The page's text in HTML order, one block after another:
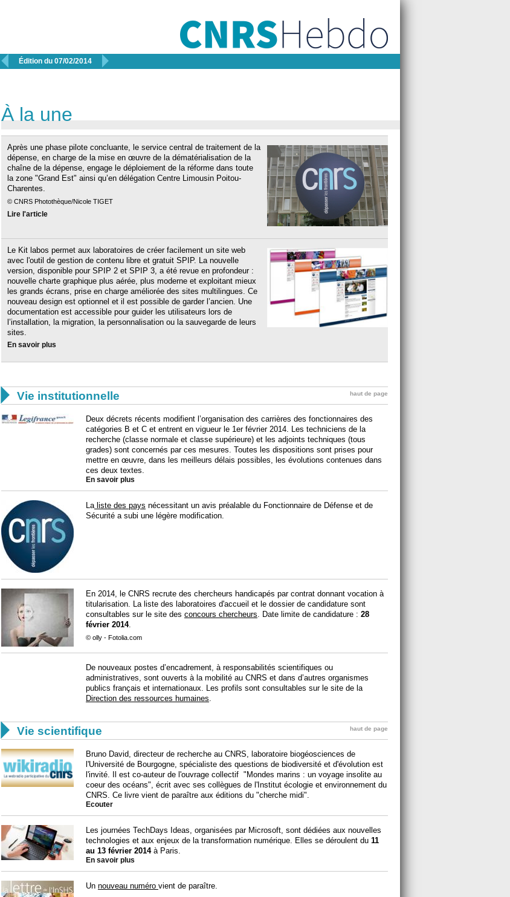
 Édition du 07/02/2014 
À la une
Après une phase pilote concluante, le service central de traitement de la
dépense, en charge de la mise en œuvre de la dématérialisation de la
chaîne de la dépense, engage le déploiement de la réforme dans toute
la zone "Grand Est" ainsi qu’en délégation Centre Limousin Poitou-
Charentes.
© CNRS Photothèque/Nicole TIGET
Lire l'article
Le Kit labos permet aux laboratoires de créer facilement un site web
avec l'outil de gestion de contenu libre et gratuit SPIP. La nouvelle
version, disponible pour SPIP 2 et SPIP 3, a été revue en profondeur :
nouvelle charte graphique plus aérée, plus moderne et exploitant mieux
les grands écrans, prise en charge améliorée des sites multilingues. Ce
nouveau design est optionnel et il est possible de garder l’ancien. Une
documentation est accessible pour guider les utilisateurs lors de
l’installation, la migration, la personnalisation ou la sauvegarde de leurs
sites.
En savoir plus
 Vie institutionnelle haut de page
Deux décrets récents modifient l’organisation des carrières des fonctionnaires des
catégories B et C et entrent en vigueur le 1er février 2014. Les techniciens de la
recherche (classe normale et classe supérieure) et les adjoints techniques (tous
grades) sont concernés par ces mesures. Toutes les dispositions sont prises pour
mettre en œuvre, dans les meilleurs délais possibles, les évolutions contenues dans
ces deux textes.
En savoir plus
Laliste des pays nécessitant un avis préalable du Fonctionnaire de Défense et de
Sécurité a subi une légère modification.
En 2014, le CNRS recrute des chercheurs handicapés par contrat donnant vocation à
titularisation. La liste des laboratoires d'accueil et le dossier de candidature sont
consultables sur le site des concours chercheurs. Date limite de candidature : 28
février 2014.
© olly - Fotolia.com
De nouveaux postes d’encadrement, à responsabilités scientifiques ou
administratives, sont ouverts à la mobilité au CNRS et dans d’autres organismes
publics français et internationaux. Les profils sont consultables sur le site de la
Direction des ressources humaines.
 Vie scientifique haut de page
Bruno David, directeur de recherche au CNRS, laboratoire biogéosciences de
l'Université de Bourgogne, spécialiste des questions de biodiversité et d'évolution est
l'invité. Il est co-auteur de l'ouvrage collectif "Mondes marins : un voyage insolite au
coeur des océans", écrit avec ses collègues de l'Institut écologie et environnement du
CNRS. Ce livre vient de paraître aux éditions du "cherche midi".
Ecouter
Les journées TechDays Ideas, organisées par Microsoft, sont dédiées aux nouvelles
technologies et aux enjeux de la transformation numérique. Elles se déroulent du 11
au 13 février 2014à Paris.
En savoir plus
Un nouveau numéro vient de paraître.